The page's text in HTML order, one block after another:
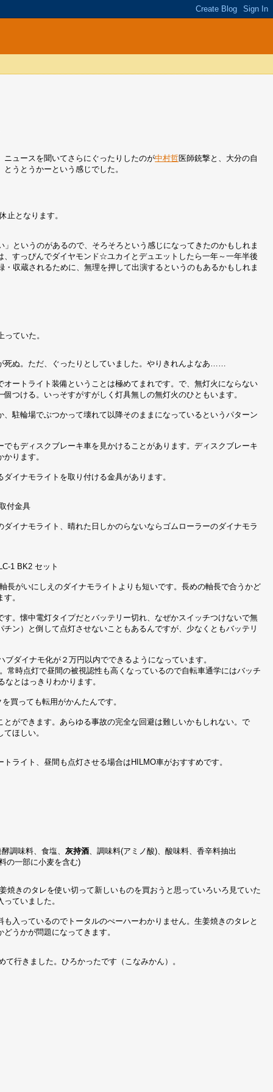
ュースを聞いてさらにぐったりしたのが中村哲医師銃撃と、大分の自
うとうかーという感じでした。
止となります。
というのがあるので、そろそろという感じになってきたのかもしれま
すっぴんでダイヤモンド☆ユカイとデュエットしたら一年～一年半後
収蔵されるために、無理を押して出演するというのもあるかもしれま
ていた。
死ぬ。ただ、ぐったりとしていました。やりきれんよなあ……
ートライト装備ということは極めてまれです。で、無灯火にならない
つける。いっそすがすがしく灯具無しの無灯火のひともいます。
駐輪場でぶつかって壊れて以降そのままになっているというパターン
もディスクブレーキ車を見かけることがあります。ディスクブレーキ
ります。
イナモライトを取り付ける金具があります。
付金具
イナモライト、晴れた日しかのらないならゴムローラーのダイナモラ
1 BK2 セット
長がいにしえのダイナモライトよりも短いです。長めの軸長で合うかど
。
。懐中電灯タイプだとバッテリー切れ、なぜかスイッチつけないで無
ン）と倒して点灯させないこともあるんですが、少なくともバッテリ
ブダイナモ化が２万円以内でできるようになっています。
時点灯で昼間の被視認性も高くなっているので自転車通学にはバッチ
とはっきりわかります。
買っても転用がかんたんです。
ができます。あらゆる事故の完全な回避は難しいかもしれない。で
ほしい。
ライト、昼間も点灯させる場合はHILMO車がおすすめです。
調味料、食塩、灰持酒、調味料(アミノ酸)、酸味料、香辛料抽出
の一部に小麦を含む)
焼きのタレを使い切って新しいものを買おうと思っていろいろ見ていた
っていました。
入っているのでトータルのぺーハーわかりません。生姜焼きのタレと
うかが問題になってきます。
行きました。ひろかったです（こなみかん）。